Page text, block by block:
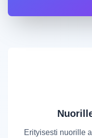
Erityisesti nuorille